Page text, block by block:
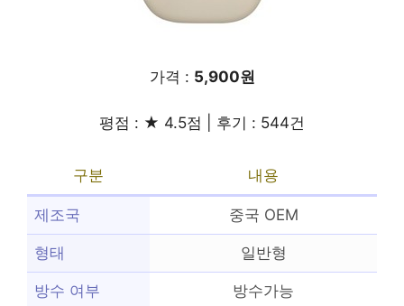
가격 : 5,900원
평점 : ★ 4.5점 | 후기 : 544건
구분 내용
제조국 중국 OEM
형태 일반형
방수 여부 방수가능